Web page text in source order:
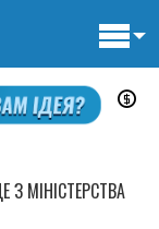
З МІНІСТЕРСТВА